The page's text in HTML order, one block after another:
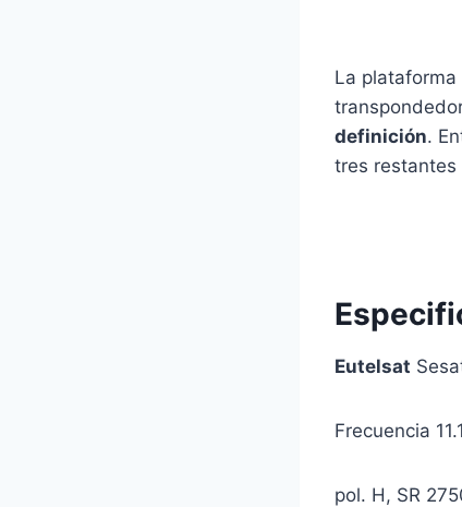
La
definición.
tres restantes
Eutelsat
Frecuencia
pol. H, SR